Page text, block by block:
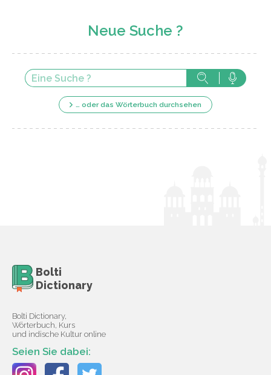
Neue Suche ?
… oder das Wörterbuch durchsehen
Bolti
Dictionary
Bolti Dictionary,
Wörterbuch, Kurs
und indische Kultur online
Seien Sie dabei: